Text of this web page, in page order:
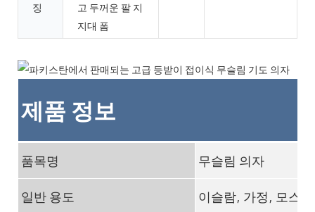
징
고 두꺼운 팔 지
지대 폼
제품 정보
품목명 무슬림 의자
일반 용도 이슬람, 가정, 모스